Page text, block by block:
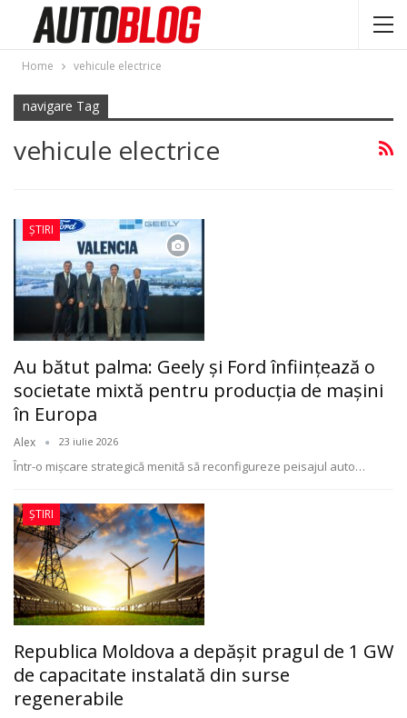
Home vehicule electrice
navigare Tag
vehicule electrice
ȘTIRI
Au bătut palma: Geely și Ford înființează o
societate mixtă pentru producția de mașini
în Europa
Alex 23 iulie 2026
Într-o mișcare strategică menită să reconfigureze peisajul auto…
ȘTIRI
Republica Moldova a depășit pragul de 1 GW
de capacitate instalată din surse
regenerabile